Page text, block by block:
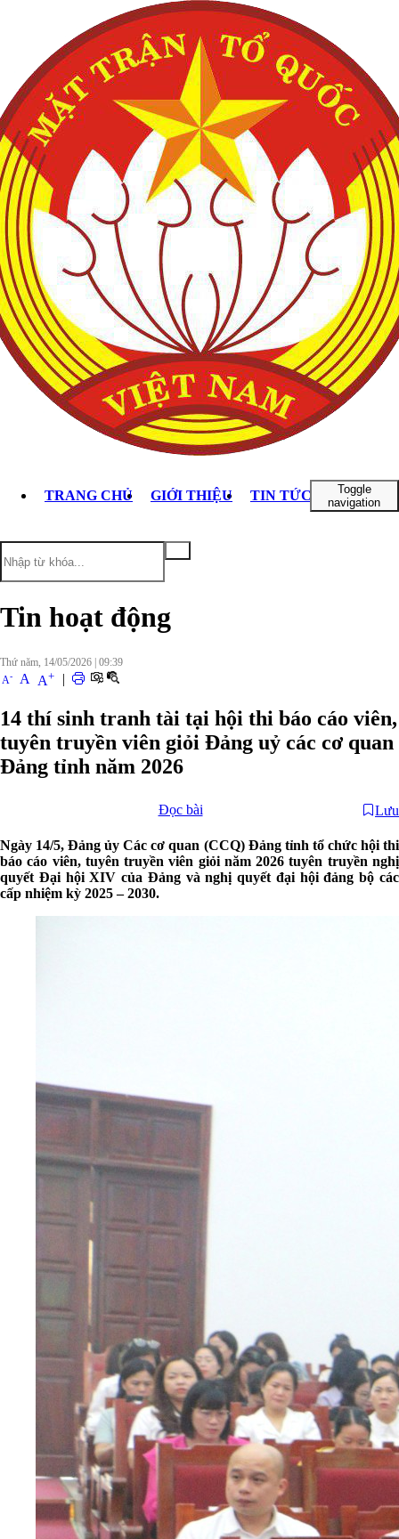
TRANG CHỦ GIỚI THIỆU TIN TỨC - SỰ KIỆN
Toggle
navigation
Tin hoạt động
Thứ năm, 14/05/2026 | 09:39
A- A A+ |
14 thí sinh tranh tài tại hội thi báo cáo viên,
tuyên truyền viên giỏi Đảng uỷ các cơ quan
Đảng tỉnh năm 2026
Đọc bài Lưu
Ngày 14/5, Đảng ủy Các cơ quan (CCQ) Đảng tỉnh tổ chức hội thi
báo cáo viên, tuyên truyền viên giỏi năm 2026 tuyên truyền nghị
quyết Đại hội XIV của Đảng và nghị quyết đại hội đảng bộ các
cấp nhiệm kỳ 2025 – 2030.